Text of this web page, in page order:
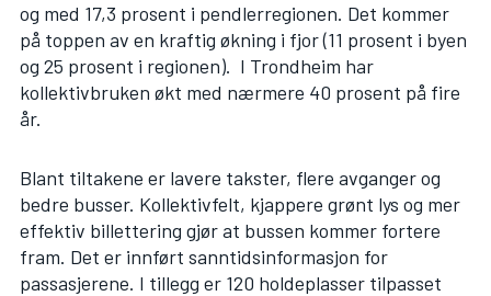
og med 17,3 prosent i pendlerregionen. Det kommer
på toppen av en kraftig økning i fjor (11 prosent i byen
og 25 prosent i regionen). I Trondheim har
kollektivbruken økt med nærmere 40 prosent på fire
år.
Blant tiltakene er lavere takster, flere avganger og
bedre busser. Kollektivfelt, kjappere grønt lys og mer
effektiv billettering gjør at bussen kommer fortere
fram. Det er innført sanntidsinformasjon for
passasjerene. I tillegg er 120 holdeplasser tilpasset